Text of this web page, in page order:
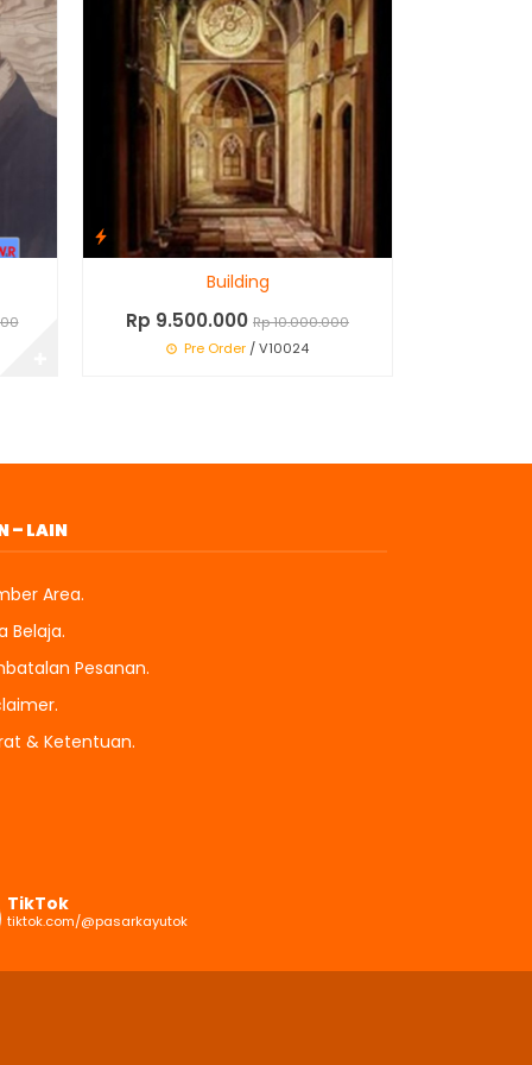
Building
Rp 9.500.000 Rp 10.000.000
Pre Order / V10024
– LAIN
Area.
Belaja.
Pesanan.
& Ketentuan.
TikTok
tiktok.com/@pasarkayutok